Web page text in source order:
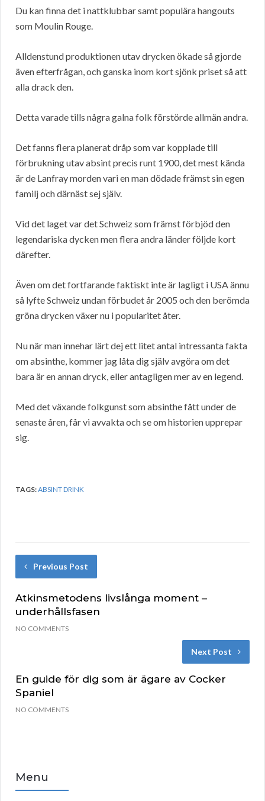
Du kan finna det i nattklubbar samt populära hangouts
som Moulin Rouge.
Alldenstund produktionen utav drycken ökade så gjorde
även efterfrågan, och ganska inom kort sjönk priset så att
alla drack den.
Detta varade tills några galna folk förstörde allmän andra.
Det fanns flera planerat dråp som var kopplade till
förbrukning utav absint precis runt 1900, det mest kända
är de Lanfray morden vari en man dödade främst sin egen
familj och därnäst sej själv.
Vid det laget var det Schweiz som främst förbjöd den
legendariska dycken men flera andra länder följde kort
därefter.
Även om det fortfarande faktiskt inte är lagligt i USA ännu
så lyfte Schweiz undan förbudet år 2005 och den berömda
gröna drycken växer nu i popularitet åter.
Nu när man innehar lärt dej ett litet antal intressanta fakta
om absinthe, kommer jag låta dig själv avgöra om det
bara är en annan dryck, eller antagligen mer av en legend.
Med det växande folkgunst som absinthe fått under de
senaste åren, får vi avvakta och se om historien upprepar
sig.
TAGS:ABSINT DRINK
Previous Post
Atkinsmetodens livslånga moment –
underhållsfasen
NO COMMENTS
Next Post
En guide för dig som är ägare av Cocker
Spaniel
NO COMMENTS
Menu